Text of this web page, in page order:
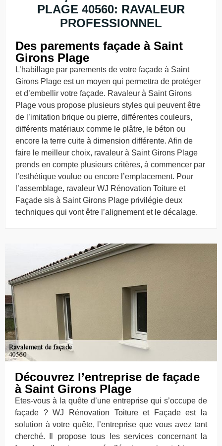
PLAGE 40560: RAVALEUR
PROFESSIONNEL
Des parements façade à Saint
Girons Plage
L’habillage par parements de votre façade à Saint
Girons Plage est un moyen qui permettra de protéger
et d’embellir votre façade. Ravaleur à Saint Girons
Plage vous propose plusieurs styles qui peuvent être
de l’imitation brique ou pierre, différentes couleurs,
différents matériaux comme le plâtre, le béton ou
encore la terre cuite à dimension différente. Afin de
faire le meilleur choix, ravaleur à Saint Girons Plage
prends en compte plusieurs critères, à commencer par
l’esthétique voulue ou encore l’emplacement. Pour
l’assemblage, ravaleur WJ Rénovation Toiture et
Façade sis à Saint Girons Plage privilégie deux
techniques qui vont être l’alignement et le décalage.
Découvrez l’entreprise de façade
à Saint Girons Plage
Etes-vous à la quête d’une entreprise qui s’occupe de
façade ? WJ Rénovation Toiture et Façade est la
solution à votre quête, l’entreprise que vous avez tant
cherché. Il propose tous les services concernant la